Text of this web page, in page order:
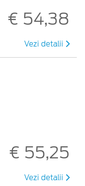
€ 54,38
Vezi detalii
€ 55,25
Vezi detalii